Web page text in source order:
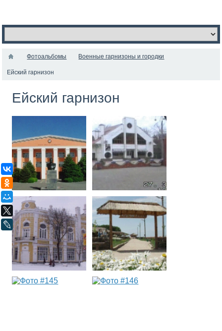
ВКонтакте
Одноклассники
Мой Мир
X
LiveJournal
Фотоальбомы Военные гарнизоны и городки
Ейский гарнизон
Ейский гарнизон